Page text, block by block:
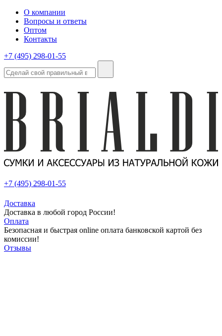
О компании
Вопросы и ответы
Оптом
Контакты
+7 (495) 298-01-55
+7 (495) 298-01-55
Доставка
Доставка в любой город России!
Оплата
Безопасная и быстрая online оплата банковской картой без
комиссии!
Отзывы